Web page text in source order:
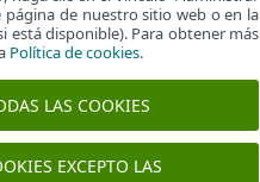
Acerca de ESET
de nuestro sitio web o en la
está disponible). Para obtener más
Política de cookies.
LAS COOKIES
EXCEPTO LAS